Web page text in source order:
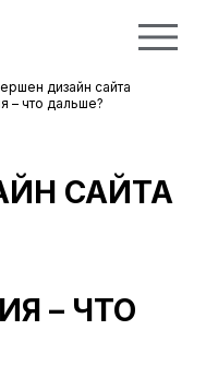
дизайн сайта
– что дальше?
САЙТА
– ЧТО